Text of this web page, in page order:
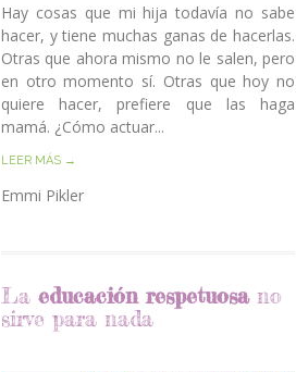
Hay cosas que mi hija todavía no sabe
hacer, y tiene muchas ganas de hacerlas.
Otras que ahora mismo no le salen, pero
en otro momento sí. Otras que hoy no
quiere hacer, prefiere que las haga
mamá. ¿Cómo actuar...
LEER MÁS →
Emmi Pikler
La educación respetuosano
sirve para nada